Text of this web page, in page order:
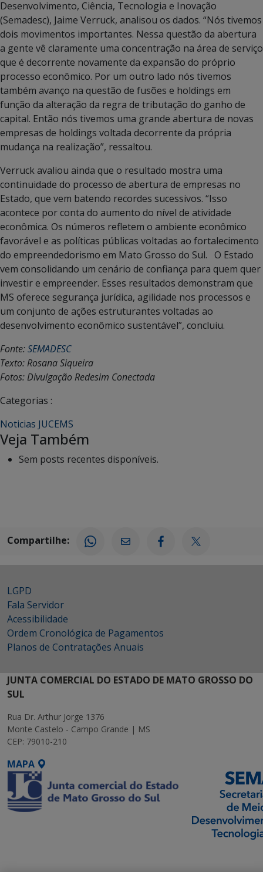
Desenvolvimento, Ciência, Tecnologia e Inovação
(Semadesc), Jaime Verruck, analisou os dados. “Nós tivemos
dois movimentos importantes. Nessa questão da abertura
a gente vê claramente uma concentração na área de serviço
que é decorrente novamente da expansão do próprio
processo econômico. Por um outro lado nós tivemos
também avanço na questão de fusões e holdings em
função da alteração da regra de tributação do ganho de
capital. Então nós tivemos uma grande abertura de novas
empresas de holdings voltada decorrente da própria
mudança na realização”, ressaltou.
Verruck avaliou ainda que o resultado mostra uma
continuidade do processo de abertura de empresas no
Estado, que vem batendo recordes sucessivos. “Isso
acontece por conta do aumento do nível de atividade
econômica. Os números refletem o ambiente econômico
favorável e as políticas públicas voltadas ao fortalecimento
do empreendedorismo em Mato Grosso do Sul. O Estado
vem consolidando um cenário de confiança para quem quer
investir e empreender. Esses resultados demonstram que
MS oferece segurança jurídica, agilidade nos processos e
um conjunto de ações estruturantes voltadas ao
desenvolvimento econômico sustentável”, concluiu.
Fonte:SEMADESC
Texto:Rosana Siqueira
Fotos:Divulgação Redesim Conectada
Categorias :
Noticias JUCEMS
Veja Também
Sem posts recentes disponíveis.
Compartilhe:
LGPD
Fala Servidor
Acessibilidade
Ordem Cronológica de Pagamentos
Planos de Contratações Anuais
JUNTA COMERCIAL DO ESTADO DE MATO GROSSO DO
SUL
Rua Dr. Arthur Jorge 1376
Monte Castelo - Campo Grande | MS
CEP: 79010-210
MAPA